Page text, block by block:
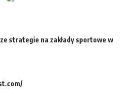
strategie na zakłady sportowe w